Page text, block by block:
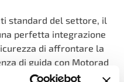
standard del settore, il
perfetta integrazione
di affrontare la
di guida con Motorad
l’eccellenza